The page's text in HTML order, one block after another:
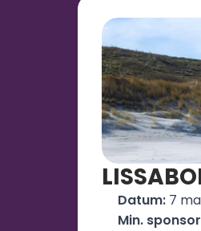
Datum: 7
Min.